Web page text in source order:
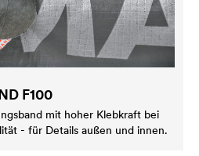
F100
mit hoher Klebkraft bei
- für Details außen und innen.